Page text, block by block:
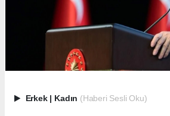
Erkek | Kadın (Haberi Sesli Oku)